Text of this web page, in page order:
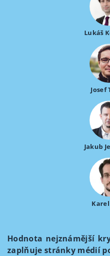
Lukáš
Josef
Jakub
Hodnota nejznámější
zaplňuje stránky médií